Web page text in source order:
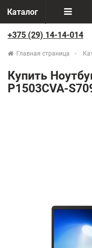
Каталог
Отзывы
Производители
+375(29) 888-44-44
+375 (29) 14-14-014
Главная страница
Купить
P1503CVA-